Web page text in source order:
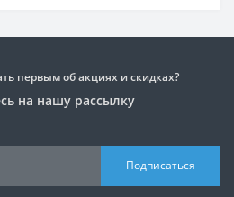
первым об акциях и скидках?
на нашу рассылку
Подписаться